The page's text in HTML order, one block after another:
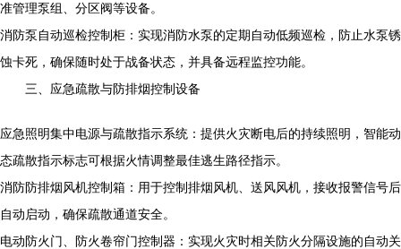
准管理泵组、分区阀等设备。
消防泵自动巡检控制柜：实现消防水泵的定期自动低频巡检，防止水泵锈
蚀卡死，确保随时处于战备状态，并具备远程监控功能。
三、应急疏散与防排烟控制设备
应急照明集中电源与疏散指示系统：提供火灾断电后的持续照明，智能动
态疏散指示标志可根据火情调整最佳逃生路径指示。
消防防排烟风机控制箱：用于控制排烟风机、送风风机，接收报警信号后
自动启动，确保疏散通道安全。
电动防火门、防火卷帘门控制器：实现火灾时相关防火分隔设施的自动关